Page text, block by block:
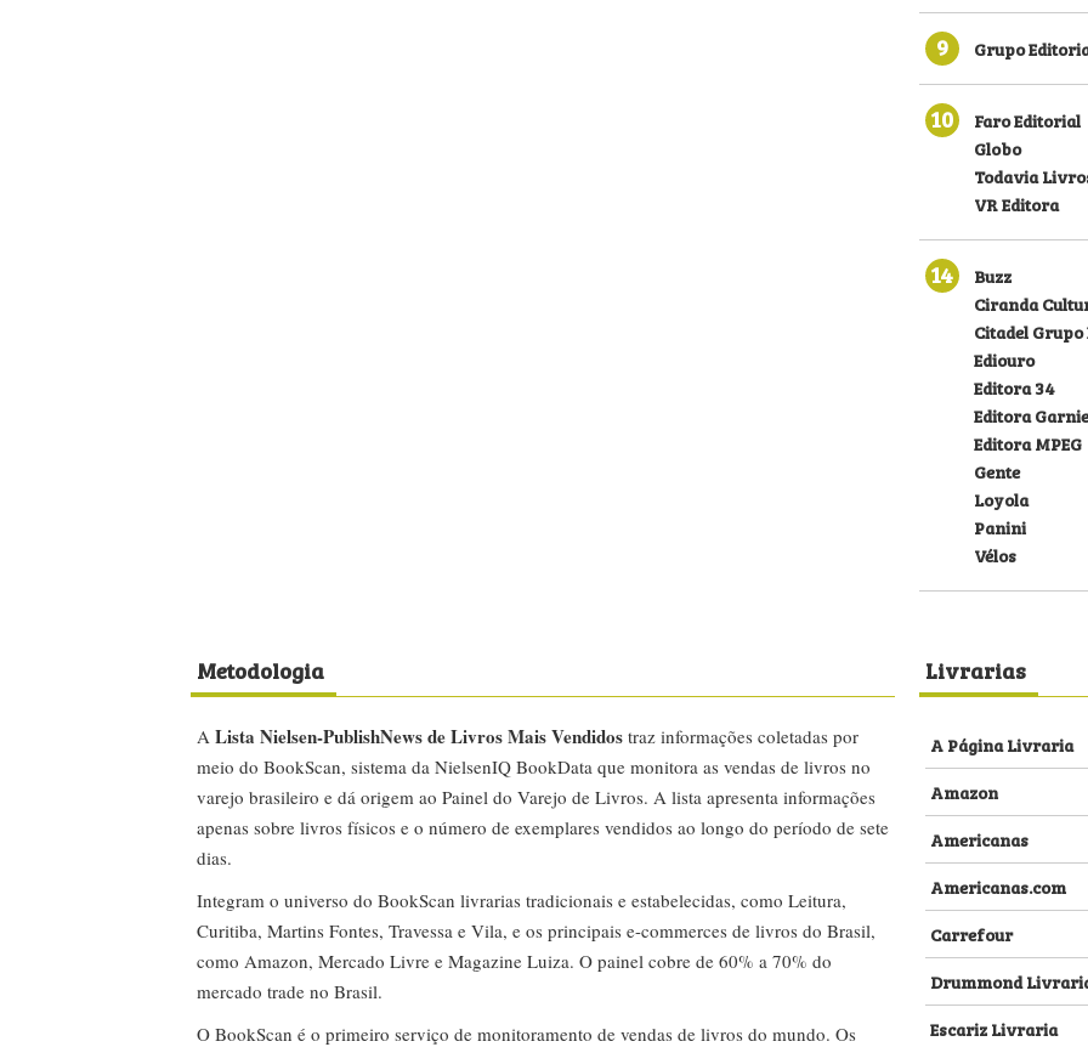
9 Grupo
10
Faro Editorial
Globo
Todavia
VR Editora
14
Buzz
Ciranda
Citadel
Ediouro
Editora 34
Editora
Editora MPEG
Gente
Loyola
Panini
Vélos
Metodologia
A Lista Nielsen-PublishNews de Livros Mais Vendidos traz informações coletadas por
meio do BookScan, sistema da NielsenIQ BookData que monitora as vendas de livros no
varejo brasileiro e dá origem ao Painel do Varejo de Livros. A lista apresenta informações
apenas sobre livros físicos e o número de exemplares vendidos ao longo do período de sete
dias.
Integram o universo do BookScan livrarias tradicionais e estabelecidas, como Leitura,
Curitiba, Martins Fontes, Travessa e Vila, e os principais e-commerces de livros do Brasil,
como Amazon, Mercado Livre e Magazine Luiza. O painel cobre de 60% a 70% do
mercado trade no Brasil.
O BookScan é o primeiro serviço de monitoramento de vendas de livros do mundo. Os
Livrarias
A Página Livraria
Amazon
Americanas
Americanas.com
Carrefour
Drummond
Escariz Livraria